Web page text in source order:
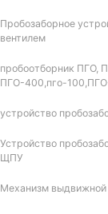
Пробозаборное
вентилем
пробоотборник ПГО,
ПГО-400,пго-
устройство
Устройство
ЩПУ
Механизм